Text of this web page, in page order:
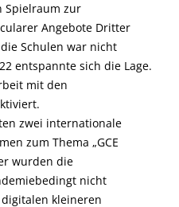
Spielraum zur
Angebote Dritter
Schulen war nicht
entspannte sich die Lage.
mit den
zwei internationale
zum Thema „GCE
wurden die
nicht
kleineren